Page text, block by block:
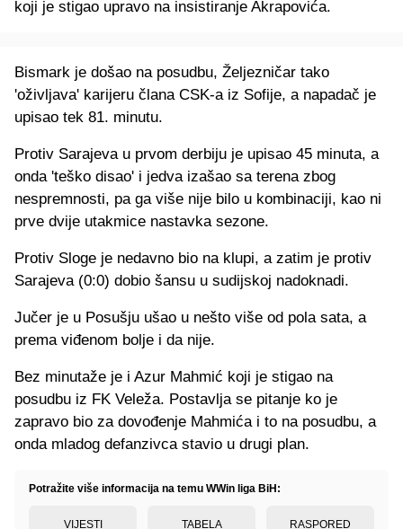
koji je stigao upravo na insistiranje Akrapovića.
Bismark je došao na posudbu, Željezničar tako
'oživljava' karijeru člana CSK-a iz Sofije, a napadač je
upisao tek 81. minutu.
Protiv Sarajeva u prvom derbiju je upisao 45 minuta, a
onda 'teško disao' i jedva izašao sa terena zbog
nespremnosti, pa ga više nije bilo u kombinaciji, kao ni
prve dvije utakmice nastavka sezone.
Protiv Sloge je nedavno bio na klupi, a zatim je protiv
Sarajeva (0:0) dobio šansu u sudijskoj nadoknadi.
Jučer je u Posušju ušao u nešto više od pola sata, a
prema viđenom bolje i da nije.
Bez minutaže je i Azur Mahmić koji je stigao na
posudbu iz FK Veleža. Postavlja se pitanje ko je
zapravo bio za dovođenje Mahmića i to na posudbu, a
onda mladog defanzivca stavio u drugi plan.
Potražite više informacija na temu WWin liga BiH:
VIJESTI TABELA RASPORED